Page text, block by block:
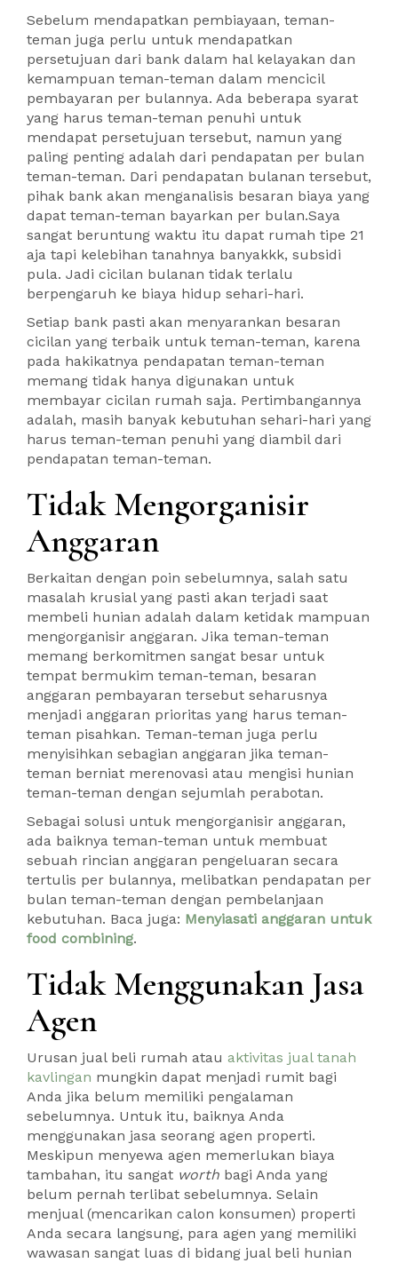
Sebelum mendapatkan pembiayaan, teman-
teman juga perlu untuk mendapatkan
persetujuan dari bank dalam hal kelayakan dan
kemampuan teman-teman dalam mencicil
pembayaran per bulannya. Ada beberapa syarat
yang harus teman-teman penuhi untuk
mendapat persetujuan tersebut, namun yang
paling penting adalah dari pendapatan per bulan
teman-teman. Dari pendapatan bulanan tersebut,
pihak bank akan menganalisis besaran biaya yang
dapat teman-teman bayarkan per bulan.Saya
sangat beruntung waktu itu dapat rumah tipe 21
aja tapi kelebihan tanahnya banyakkk, subsidi
pula. Jadi cicilan bulanan tidak terlalu
berpengaruh ke biaya hidup sehari-hari.
Setiap bank pasti akan menyarankan besaran
cicilan yang terbaik untuk teman-teman, karena
pada hakikatnya pendapatan teman-teman
memang tidak hanya digunakan untuk
membayar cicilan rumah saja. Pertimbangannya
adalah, masih banyak kebutuhan sehari-hari yang
harus teman-teman penuhi yang diambil dari
pendapatan teman-teman.
Tidak Mengorganisir
Anggaran
Berkaitan dengan poin sebelumnya, salah satu
masalah krusial yang pasti akan terjadi saat
membeli hunian adalah dalam ketidak mampuan
mengorganisir anggaran. Jika teman-teman
memang berkomitmen sangat besar untuk
tempat bermukim teman-teman, besaran
anggaran pembayaran tersebut seharusnya
menjadi anggaran prioritas yang harus teman-
teman pisahkan. Teman-teman juga perlu
menyisihkan sebagian anggaran jika teman-
teman berniat merenovasi atau mengisi hunian
teman-teman dengan sejumlah perabotan.
Sebagai solusi untuk mengorganisir anggaran,
ada baiknya teman-teman untuk membuat
sebuah rincian anggaran pengeluaran secara
tertulis per bulannya, melibatkan pendapatan per
bulan teman-teman dengan pembelanjaan
kebutuhan. Baca juga: Menyiasati anggaran untuk
food combining.
Tidak Menggunakan Jasa
Agen
Urusan jual beli rumah atau aktivitas jual tanah
kavlingan mungkin dapat menjadi rumit bagi
Anda jika belum memiliki pengalaman
sebelumnya. Untuk itu, baiknya Anda
menggunakan jasa seorang agen properti.
Meskipun menyewa agen memerlukan biaya
tambahan, itu sangat worth bagi Anda yang
belum pernah terlibat sebelumnya. Selain
menjual (mencarikan calon konsumen) properti
Anda secara langsung, para agen yang memiliki
wawasan sangat luas di bidang jual beli hunian